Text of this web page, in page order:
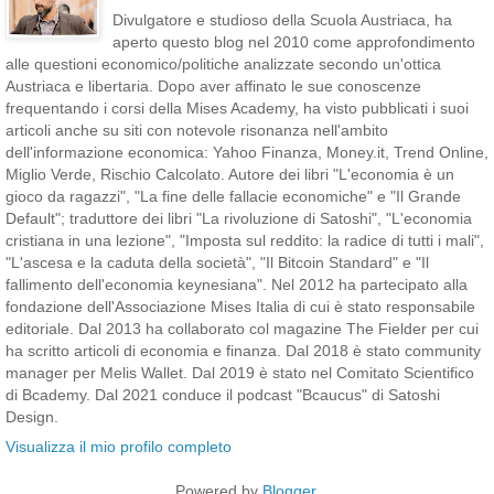
Divulgatore e studioso della Scuola Austriaca, ha
aperto questo blog nel 2010 come approfondimento
alle questioni economico/politiche analizzate secondo un'ottica
Austriaca e libertaria. Dopo aver affinato le sue conoscenze
frequentando i corsi della Mises Academy, ha visto pubblicati i suoi
articoli anche su siti con notevole risonanza nell'ambito
dell'informazione economica: Yahoo Finanza, Money.it, Trend Online,
Miglio Verde, Rischio Calcolato. Autore dei libri "L'economia è un
gioco da ragazzi", "La fine delle fallacie economiche" e "Il Grande
Default"; traduttore dei libri "La rivoluzione di Satoshi", "L'economia
cristiana in una lezione", "Imposta sul reddito: la radice di tutti i mali",
"L'ascesa e la caduta della società", "Il Bitcoin Standard" e "Il
fallimento dell'economia keynesiana". Nel 2012 ha partecipato alla
fondazione dell'Associazione Mises Italia di cui è stato responsabile
editoriale. Dal 2013 ha collaborato col magazine The Fielder per cui
ha scritto articoli di economia e finanza. Dal 2018 è stato community
manager per Melis Wallet. Dal 2019 è stato nel Comitato Scientifico
di Bcademy. Dal 2021 conduce il podcast "Bcaucus" di Satoshi
Design.
Visualizza il mio profilo completo